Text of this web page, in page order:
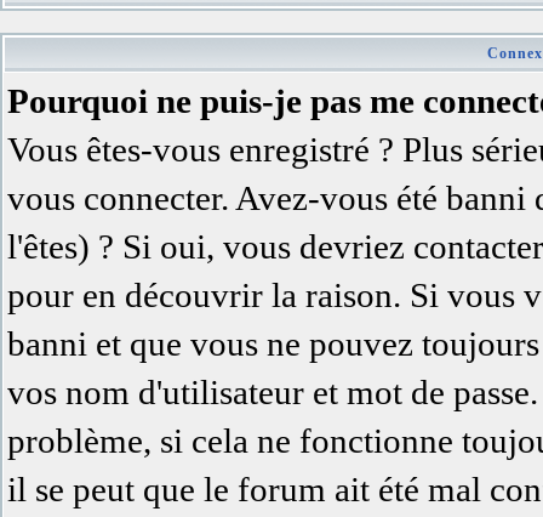
Pourquoi ne puis-je pas me
Vous êtes-vous enregistré ? Plus
vous connecter. Avez-vous été
l'êtes) ? Si oui, vous devriez
pour en découvrir la raison. Si vous
banni et que vous ne pouvez
vos nom d'utilisateur et mot de
problème, si cela ne fonctionne
il se peut que le forum ait été mal